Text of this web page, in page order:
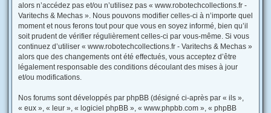
alors n’accédez pas et/ou n’utilisez pas « www.robotechcollections.fr -
Varitechs & Mechas ». Nous pouvons modifier celles-ci à n’importe quel
moment et nous ferons tout pour que vous en soyez informé, bien qu’il
soit prudent de vérifier régulièrement celles-ci par vous-même. Si vous
continuez d’utiliser « www.robotechcollections.fr - Varitechs & Mechas »
alors que des changements ont été effectués, vous acceptez d’être
légalement responsable des conditions découlant des mises à jour
et/ou modifications.
Nos forums sont développés par phpBB (désigné ci-après par « ils »,
« eux », « leur », « logiciel phpBB », « www.phpbb.com », « phpBB